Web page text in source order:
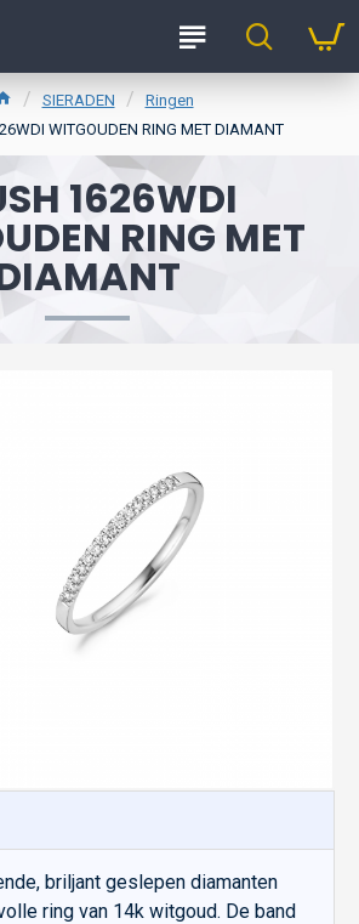
SIERADEN
Ringen
WITGOUDEN RING MET DIAMANT
1626WDI
RING MET
briljant geslepen diamanten
ring van 14k witgoud. De band